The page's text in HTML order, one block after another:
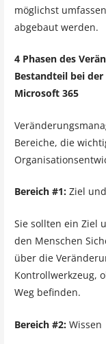
möglichst
abgebaut werden.
4 Phasen des
Bestandteil bei
Microsoft 365
Bereiche, die
Bereich #1:Ziel
Sie sollten ein Ziel
den Menschen
über die
Kontrollwerkzeug,
Weg befinden.
Bereich #2:Wissen